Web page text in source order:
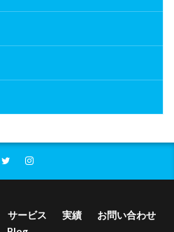
サービス 実績
お問い合わせ